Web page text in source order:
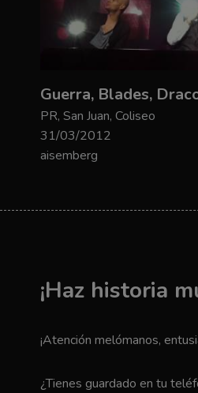
PR, San Juan, Coliseo
31/03/2012
aisemberg
¡Haz historia
¡Atención melómanos,
¿Tienes guardado en tu